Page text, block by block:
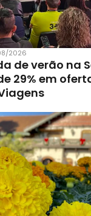
2026
de verão na
29% em